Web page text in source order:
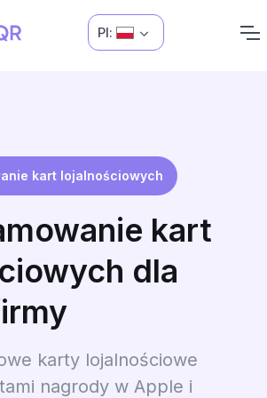
Pl:
kart lojalnościowych
kart
dla
karty lojalnościowe
nagrody w Apple i